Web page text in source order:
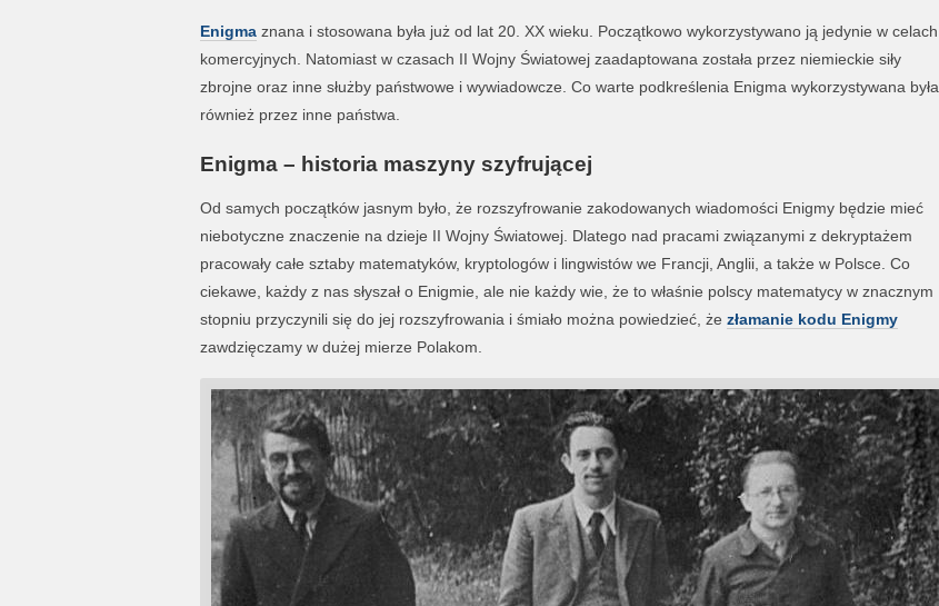
Enigmaznana i stosowana była już od lat 20. XX wieku. Początkowo wykorzystywano ją jedynie w celach
komercyjnych. Natomiast w czasach II Wojny Światowej zaadaptowana została przez niemieckie siły
zbrojne oraz inne służby państwowe i wywiadowcze. Co warte podkreślenia Enigma wykorzystywana była
również przez inne państwa.
Enigma – historia maszyny szyfrującej
Od samych początków jasnym było, że rozszyfrowanie zakodowanych wiadomości Enigmy będzie mieć
niebotyczne znaczenie na dzieje II Wojny Światowej. Dlatego nad pracami związanymi z dekryptażem
pracowały całe sztaby matematyków, kryptologów i lingwistów we Francji, Anglii, a także w Polsce. Co
ciekawe, każdy z nas słyszał o Enigmie, ale nie każdy wie, że to właśnie polscy matematycy w znacznym
stopniu przyczynili się do jej rozszyfrowania i śmiało można powiedzieć, że złamanie kodu Enigmy
zawdzięczamy w dużej mierze Polakom.